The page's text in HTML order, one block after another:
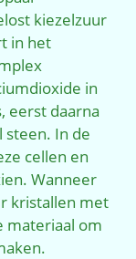
kiezelzuur
in het
in
eerst daarna
steen. In de
cellen en
Wanneer
kristallen met
materiaal om